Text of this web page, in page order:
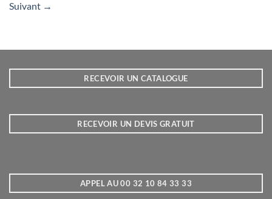
Suivant →
RECEVOIR UN CATALOGUE
RECEVOIR UN DEVIS GRATUIT
APPEL AU 00 32 10 84 33 33